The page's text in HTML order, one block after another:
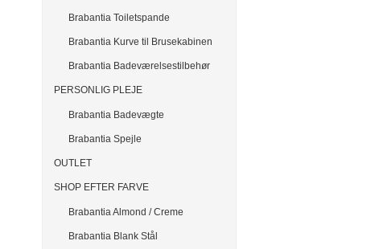
Brabantia Toiletspande
Brabantia Kurve til Brusekabinen
Brabantia Badeværelsestilbehør
PERSONLIG PLEJE
Brabantia Badevægte
Brabantia Spejle
OUTLET
SHOP EFTER FARVE
Brabantia Almond / Creme
Brabantia Blank Stål